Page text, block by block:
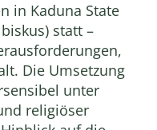
in Kaduna State
statt –
Die Umsetzung
unter
religiöser